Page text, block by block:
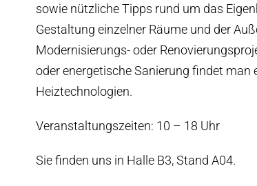
sowie nützliche Tipps rund um das
Gestaltung einzelner Räume und der
Modernisierungs- oder
oder energetische Sanierung findet
Heiztechnologien.
Veranstaltungszeiten: 10 – 18 Uhr
Sie finden uns in Halle B3, Stand A04.